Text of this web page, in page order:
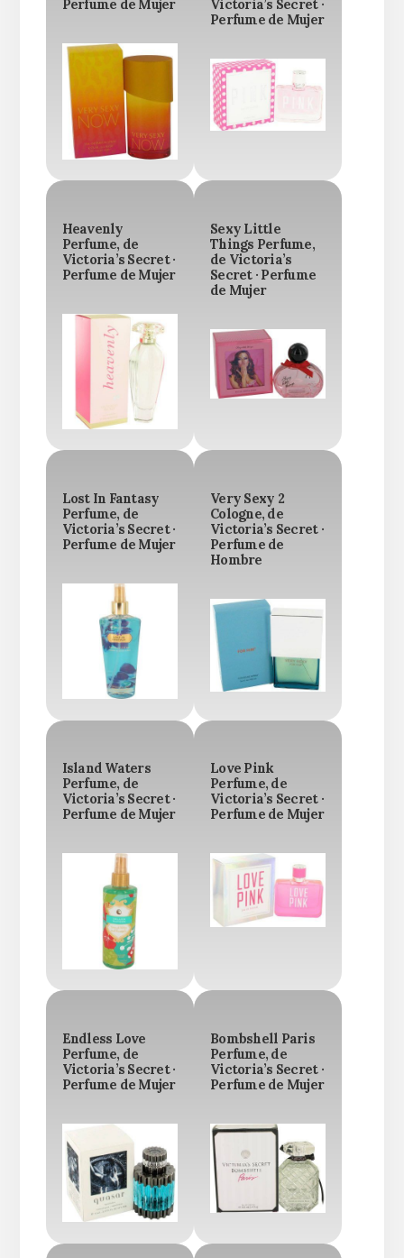
Perfume de Mujer
Victoria’s Secret ·
Perfume de Mujer
Heavenly
Perfume, de
Victoria’s Secret ·
Perfume de Mujer
Sexy Little
Things Perfume,
de Victoria’s
Secret · Perfume
de Mujer
Lost In Fantasy
Perfume, de
Victoria’s Secret ·
Perfume de Mujer
Very Sexy 2
Cologne, de
Victoria’s Secret ·
Perfume de
Hombre
Island Waters
Perfume, de
Victoria’s Secret ·
Perfume de Mujer
Love Pink
Perfume, de
Victoria’s Secret ·
Perfume de Mujer
Endless Love
Perfume, de
Victoria’s Secret ·
Perfume de Mujer
Bombshell Paris
Perfume, de
Victoria’s Secret ·
Perfume de Mujer